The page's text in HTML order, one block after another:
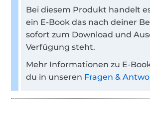
Bei diesem Produkt handelt
ein E-Book das nach deiner
sofort zum Download und
Verfügung steht.
Mehr Informationen zu E-
du in unseren Fragen &